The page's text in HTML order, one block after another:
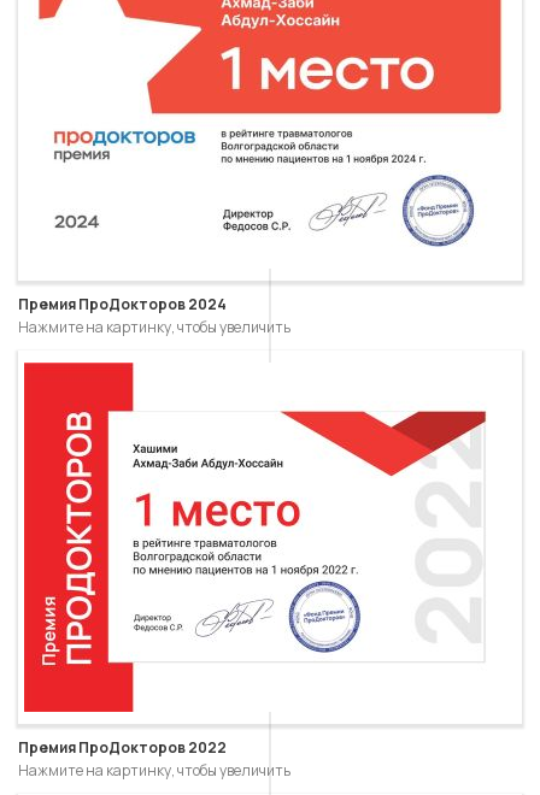
Премия ПроДокторов 2024
Нажмите на картинку, чтобы увеличить
Премия ПроДокторов 2022
Нажмите на картинку, чтобы увеличить